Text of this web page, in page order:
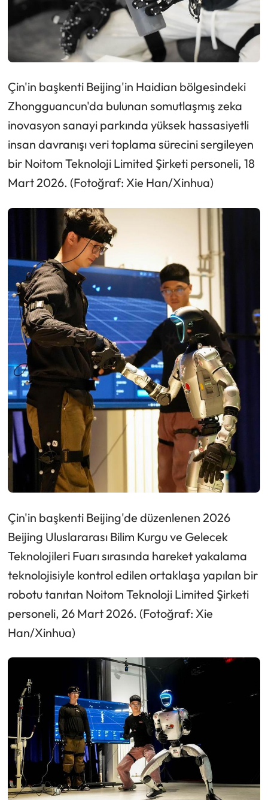
Çin'in başkenti Beijing'in Haidian bölgesindeki
Zhongguancun'da bulunan somutlaşmış zeka
inovasyon sanayi parkında yüksek hassasiyetli
insan davranışı veri toplama sürecini sergileyen
bir Noitom Teknoloji Limited Şirketi personeli, 18
Mart 2026. (Fotoğraf: Xie Han/Xinhua)
Çin'in başkenti Beijing'de düzenlenen 2026
Beijing Uluslararası Bilim Kurgu ve Gelecek
Teknolojileri Fuarı sırasında hareket yakalama
teknolojisiyle kontrol edilen ortaklaşa yapılan bir
robotu tanıtan Noitom Teknoloji Limited Şirketi
personeli, 26 Mart 2026. (Fotoğraf: Xie
Han/Xinhua)